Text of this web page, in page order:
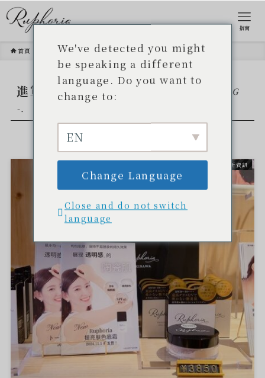
指南
首頁 進軍（例如日本出口）海外市場
進軍（例如日本出口）海外市場
- TAG
-.
最新資訊
We've detected you might
be speaking a different
language. Do you want to
change to:
EN
Change Language
Close and do not switch
language